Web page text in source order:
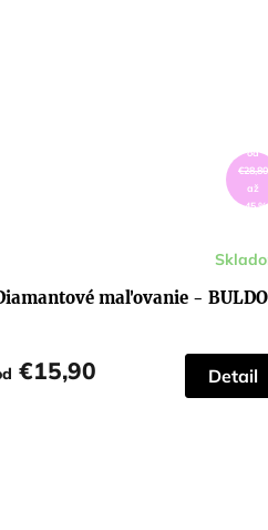
od
€28,80
až
–45 %
maľovanie -
€15,90 Detail